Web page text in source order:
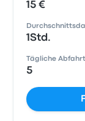
15 €
1Std.
Tägliche
5